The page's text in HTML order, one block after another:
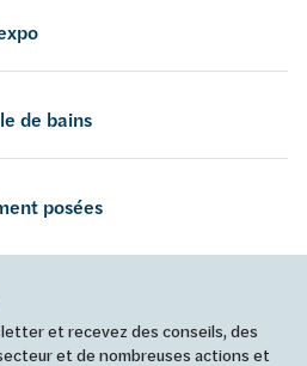
de bains
posées
et recevez des conseils, des
et de nombreuses actions et